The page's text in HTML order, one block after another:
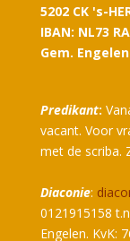
5202 CK 's-
IBAN: NL73
Gem. Engelen
Predikant:
vacant. Voor
met de scriba.
Diaconie:
0121915158
Engelen. KvK: